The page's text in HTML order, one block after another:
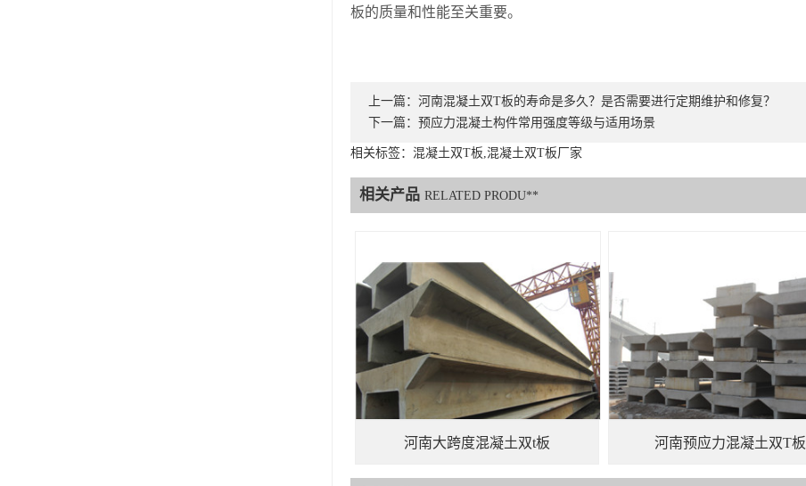
板的质量和性能至关重要。
上一篇： 河南混凝土双T板的寿命是多久？是否需要进行定期维护和修复？
下一篇： 预应力混凝土构件常用强度等级与适用场景
相关标签：混凝土双T板,混凝土双T板厂家
相关产品 RELATED PRODU**
河南大跨度混凝土双t板 河南预应力混凝土双T板